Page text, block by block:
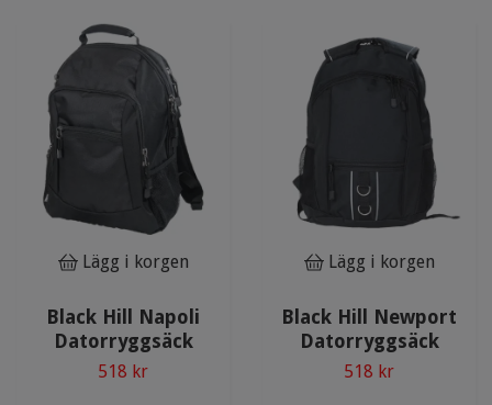
Lägg i korgen
Black Hill Napoli
Datorryggsäck
518 kr
Lägg i korgen
Black Hill Newport
Datorryggsäck
518 kr